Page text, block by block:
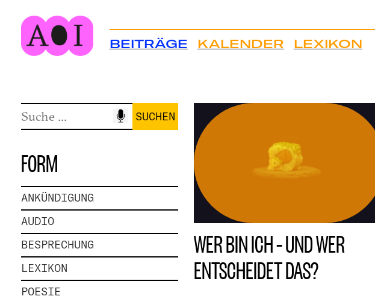
Inhalt
springen
BEITRÄGE KALENDER LEXIKON
FORM
ANKÜNDIGUNG
AUDIO
BESPRECHUNG
LEXIKON
POESIE
WER BIN ICH – UND WER
ENTSCHEIDET DAS?